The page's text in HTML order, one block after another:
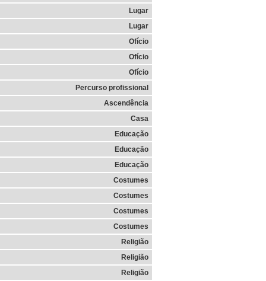
Lugar
Lugar
Ofício
Ofício
Ofício
Percurso profissional
Ascendência
Casa
Educação
Educação
Educação
Costumes
Costumes
Costumes
Costumes
Religião
Religião
Religião